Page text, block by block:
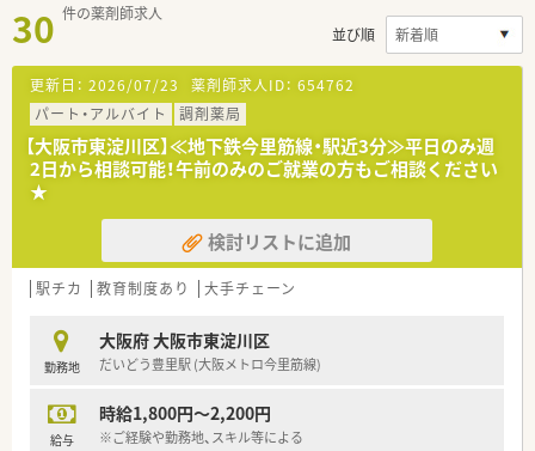
30 件の薬剤師求人
並び順
更新日： 2026/07/23 薬剤師求人ID： 654762
パート・アルバイト
調剤薬局
【大阪市東淀川区】≪地下鉄今里筋線・駅近3分≫平日のみ週
2日から相談可能！午前のみのご就業の方もご相談ください
★
検討リストに追加
駅チカ 教育制度あり 大手チェーン
勤務地
大阪府 大阪市東淀川区
だいどう豊里駅 (大阪メトロ今里筋線)
給与
時給1,800円～2,200円
※ご経験や勤務地、スキル等による